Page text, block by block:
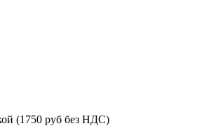
(1750 руб без НДС)